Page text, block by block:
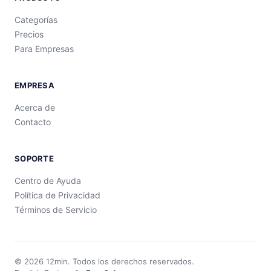
Categorías
Precios
Para Empresas
EMPRESA
Acerca de
Contacto
SOPORTE
Centro de Ayuda
Política de Privacidad
Términos de Servicio
© 2026 12min. Todos los derechos reservados.